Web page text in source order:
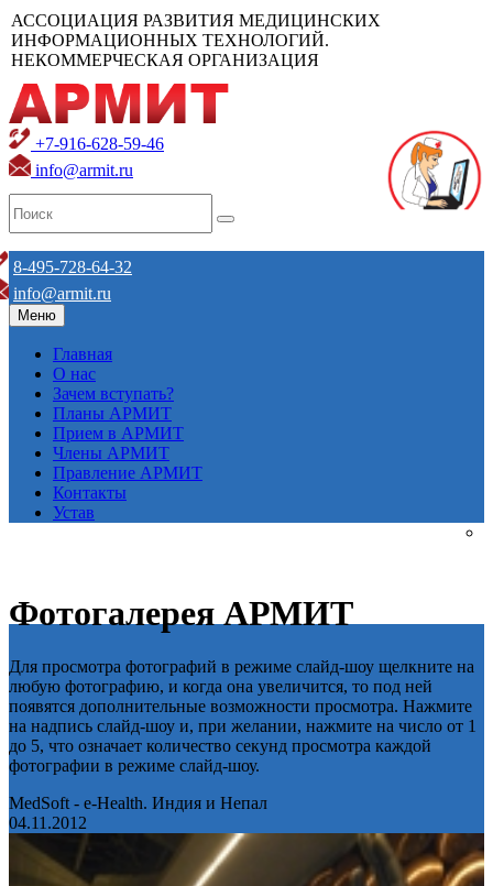
АССОЦИАЦИЯ РАЗВИТИЯ МЕДИЦИНСКИХ
ИНФОРМАЦИОННЫХ ТЕХНОЛОГИЙ.
НЕКОММЕРЧЕСКАЯ ОРГАНИЗАЦИЯ
+7-916-628-59-46
info@armit.ru
8-495-728-64-32
info@armit.ru
Меню
Главная
О нас
Зачем вступать?
Планы АРМИТ
Прием в АРМИТ
Члены АРМИТ
Правление АРМИТ
Контакты
Устав
Фотогалерея АРМИТ
Для просмотра фотографий в режиме слайд-шоу щелкните на
любую фотографию, и когда она увеличится, то под ней
появятся дополнительные возможности просмотра. Нажмите
на надпись слайд-шоу и, при желании, нажмите на число от 1
до 5, что означает количество секунд просмотра каждой
фотографии в режиме слайд-шоу.
MedSoft - e-Health. Индия и Непал
04.11.2012